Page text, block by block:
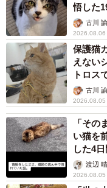
悟した
古川
2026.08.06
保護猫
えない
トロス
古川
2026.08.05
「その
い猫を
した4
体代表
渡辺
2026.08.05